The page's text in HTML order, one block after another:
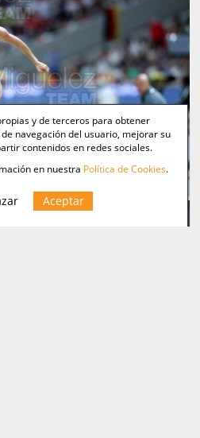
y de terceros para obtener
navegación del usuario, mejorar su
contenidos en redes sociales.
en nuestra Política de Cookies.
Aceptar